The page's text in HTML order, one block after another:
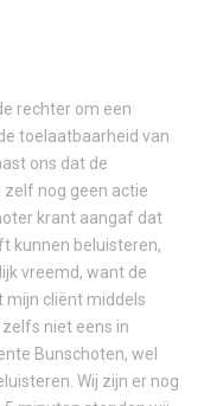
rechter om een
toelaatbaarheid van
ons dat de
nog geen actie
krant aangaf dat
kunnen beluisteren,
vreemd, want de
mijn cliënt middels
niet eens in
Bunschoten, wel
Wij zijn er nog